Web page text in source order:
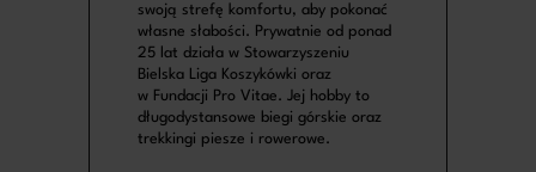
swoją strefę komfortu, aby pokonać
własne słabości. Prywatnie od ponad
25 lat działa w Stowarzyszeniu
Bielska Liga Koszykówki oraz
w Fundacji Pro Vitae. Jej hobby to
długodystansowe biegi górskie oraz
trekkingi piesze i rowerowe.